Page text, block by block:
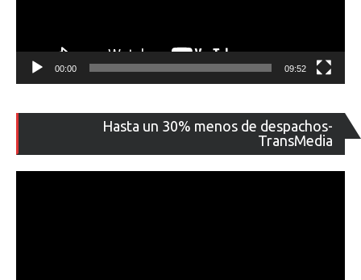
00:00 09:52
Hasta un 30% menos de despachos-
TransMedia
de